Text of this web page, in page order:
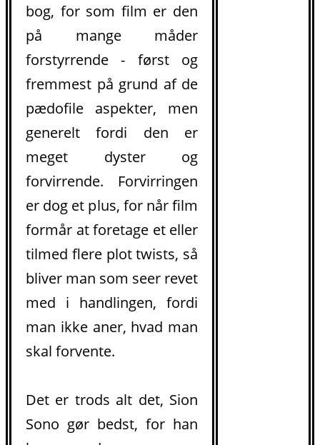
bog, for som film er den
på mange måder
forstyrrende - først og
fremmest på grund af de
pædofile aspekter, men
generelt fordi den er
meget dyster og
forvirrende. Forvirringen
er dog et plus, for når film
formår at foretage et eller
tilmed flere plot twists, så
bliver man som seer revet
med i handlingen, fordi
man ikke aner, hvad man
skal forvente.
Det er trods alt det, Sion
Sono gør bedst, for han